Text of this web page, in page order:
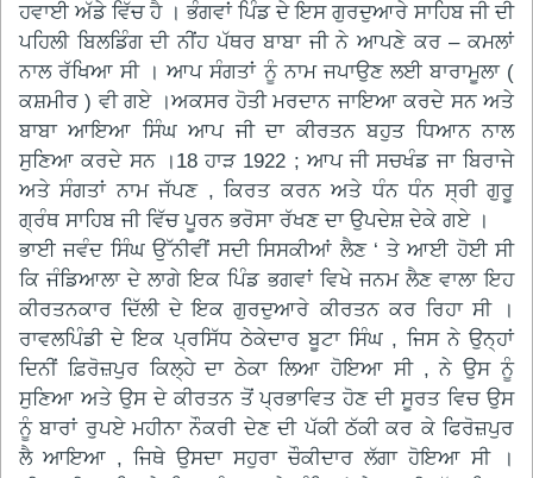
ਹਵਾਈ ਅੱਡੇ ਵਿੱਚ ਹੈ । ਭੰਗਵਾਂ ਪਿੰਡ ਦੇ ਇਸ ਗੁਰਦੁਆਰੇ ਸਾਹਿਬ ਜੀ ਦੀ
ਪਹਿਲੀ ਬਿਲਡਿੰਗ ਦੀ ਨੀਂਹ ਪੱਥਰ ਬਾਬਾ ਜੀ ਨੇ ਆਪਣੇ ਕਰ – ਕਮਲਾਂ
ਨਾਲ ਰੱਖਿਆ ਸੀ । ਆਪ ਸੰਗਤਾਂ ਨੂੰ ਨਾਮ ਜਪਾਉਣ ਲਈ ਬਾਰਾਮੂਲਾ (
ਕਸ਼ਮੀਰ ) ਵੀ ਗਏ ।ਅਕਸਰ ਹੋਤੀ ਮਰਦਾਨ ਜਾਇਆ ਕਰਦੇ ਸਨ ਅਤੇ
ਬਾਬਾ ਆਇਆ ਸਿੰਘ ਆਪ ਜੀ ਦਾ ਕੀਰਤਨ ਬਹੁਤ ਧਿਆਨ ਨਾਲ
ਸੁਣਿਆ ਕਰਦੇ ਸਨ ।18 ਹਾੜ 1922 ; ਆਪ ਜੀ ਸਚਖੰਡ ਜਾ ਬਿਰਾਜੇ
ਅਤੇ ਸੰਗਤਾਂ ਨਾਮ ਜੱਪਣ , ਕਿਰਤ ਕਰਨ ਅਤੇ ਧੰਨ ਧੰਨ ਸ੍ਰੀ ਗੁਰੂ
ਗ੍ਰੰਥ ਸਾਹਿਬ ਜੀ ਵਿੱਚ ਪੂਰਨ ਭਰੋਸਾ ਰੱਖਣ ਦਾ ਉਪਦੇਸ਼ ਦੇਕੇ ਗਏ ।
ਭਾਈ ਜਵੰਦ ਸਿੰਘ ਉੱਨੀਵੀਂ ਸਦੀ ਸਿਸਕੀਆਂ ਲੈਣ ‘ ਤੇ ਆਈ ਹੋਈ ਸੀ
ਕਿ ਜੰਡਿਆਲਾ ਦੇ ਲਾਗੇ ਇਕ ਪਿੰਡ ਭਗਵਾਂ ਵਿਖੇ ਜਨਮ ਲੈਣ ਵਾਲਾ ਇਹ
ਕੀਰਤਨਕਾਰ ਦਿੱਲੀ ਦੇ ਇਕ ਗੁਰਦੁਆਰੇ ਕੀਰਤਨ ਕਰ ਰਿਹਾ ਸੀ ।
ਰਾਵਲਪਿੰਡੀ ਦੇ ਇਕ ਪ੍ਰਸਿੱਧ ਠੇਕੇਦਾਰ ਬੂਟਾ ਸਿੰਘ , ਜਿਸ ਨੇ ਉਨ੍ਹਾਂ
ਦਿਨੀਂ ਫ਼ਿਰੋਜ਼ਪੁਰ ਕਿਲ੍ਹੇ ਦਾ ਠੇਕਾ ਲਿਆ ਹੋਇਆ ਸੀ , ਨੇ ਉਸ ਨੂੰ
ਸੁਣਿਆ ਅਤੇ ਉਸ ਦੇ ਕੀਰਤਨ ਤੋਂ ਪ੍ਰਭਾਵਿਤ ਹੋਣ ਦੀ ਸੂਰਤ ਵਿਚ ਉਸ
ਨੂੰ ਬਾਰਾਂ ਰੁਪਏ ਮਹੀਨਾ ਨੌਕਰੀ ਦੇਣ ਦੀ ਪੱਕੀ ਠੱਕੀ ਕਰ ਕੇ ਫਿਰੋਜ਼ਪੁਰ
ਲੈ ਆਇਆ , ਜਿਥੇ ਉਸਦਾ ਸਹੁਰਾ ਚੌਕੀਦਾਰ ਲੱਗਾ ਹੋਇਆ ਸੀ ।